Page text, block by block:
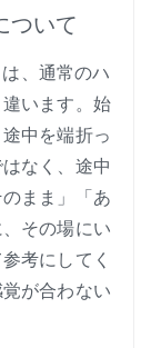
ついて
、通常のハ
います。始
中を端折っ
なく、途中
まま」「あ
その場にい
考にしてく
が合わない